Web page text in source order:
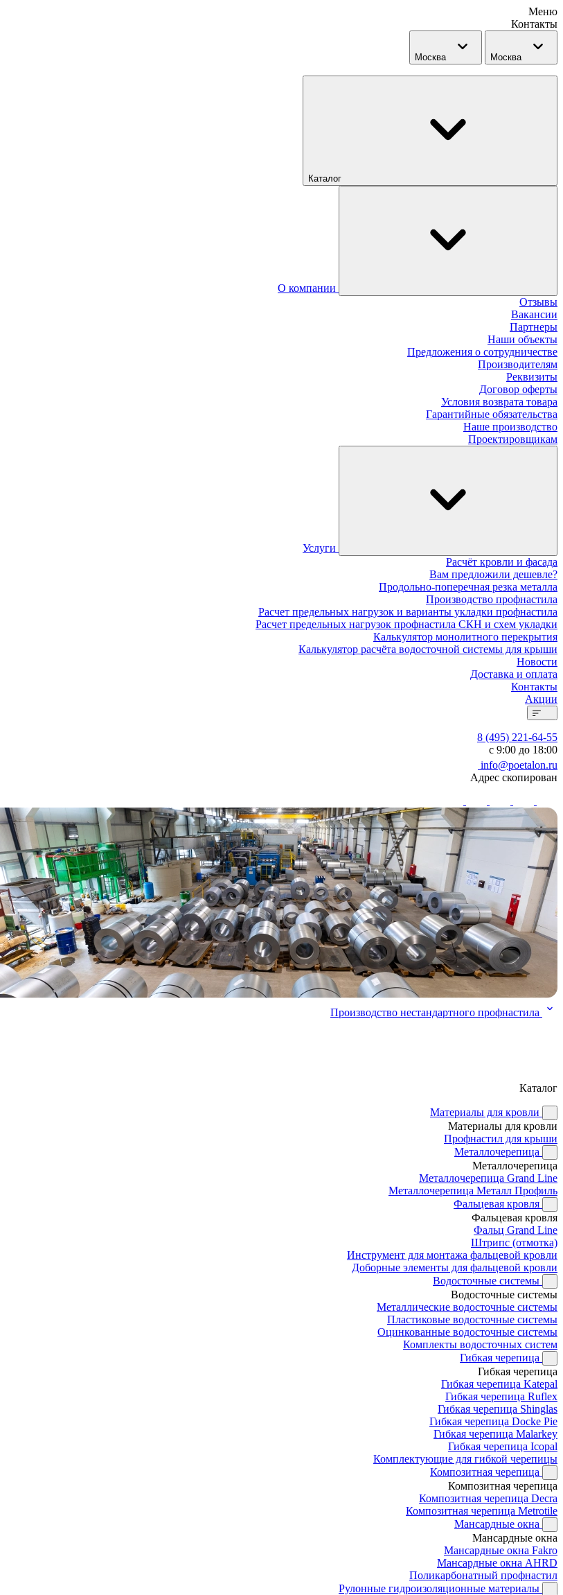
Меню
Контакты
Москва Москва
Каталог
О компании
Отзывы
Вакансии
Партнеры
Наши объекты
Предложения о сотрудничестве
Производителям
Реквизиты
Договор оферты
Условия возврата товара
Гарантийные обязательства
Наше производство
Проектировщикам
Услуги
Расчёт кровли и фасада
Вам предложили дешевле?
Продольно-поперечная резка металла
Производство профнастила
Расчет предельных нагрузок и варианты укладки профнастила
Расчет предельных нагрузок профнастила СКН и схем укладки
Калькулятор монолитного перекрытия
Калькулятор расчёта водосточной системы для крыши
Новости
Доставка и оплата
Контакты
Акции
8 (495) 221-64-55
с 9:00 до 18:00
info@poetalon.ru
Адрес скопирован
Производство нестандартного профнастила
Каталог
Материалы для кровли
Материалы для кровли
Профнастил для крыши
Металлочерепица
Металлочерепица
Металлочерепица Grand Line
Металлочерепица Металл Профиль
Фальцевая кровля
Фальцевая кровля
Фальц Grand Line
Штрипс (отмотка)
Инструмент для монтажа фальцевой кровли
Доборные элементы для фальцевой кровли
Водосточные системы
Водосточные системы
Металлические водосточные системы
Пластиковые водосточные системы
Оцинкованные водосточные системы
Комплекты водосточных систем
Гибкая черепица
Гибкая черепица
Гибкая черепица Katepal
Гибкая черепица Ruflex
Гибкая черепица Shinglas
Гибкая черепица Docke Pie
Гибкая черепица Malarkey
Гибкая черепица Icopal
Комплектующие для гибкой черепицы
Композитная черепица
Композитная черепица
Композитная черепица Decra
Композитная черепица Metrotile
Мансардные окна
Мансардные окна
Мансардные окна Fakro
Мансардные окна AHRD
Поликарбонатный профнастил
Рулонные гидроизоляционные материалы